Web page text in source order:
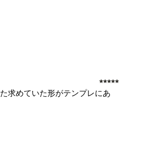
求めていた形がテンプレにあ